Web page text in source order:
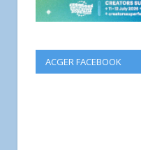
ACGER FACEBOOK